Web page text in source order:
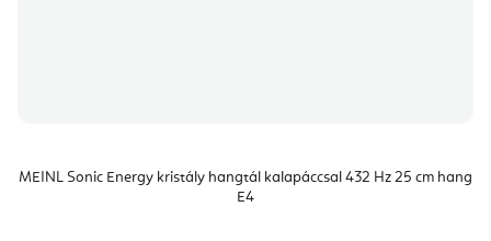
MEINL Sonic Energy kristály hangtál kalapáccsal 432 Hz 25 cm hang
E4